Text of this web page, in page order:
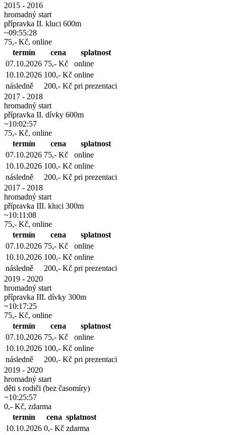
2015 - 2016
hromadný start
přípravka II. kluci 600m
~09:55:28
75,- Kč, online
termín
cena
splatnost
07.10.2026 75,- Kč
online
10.10.2026 100,- Kč online
následně
200,- Kč pri prezentaci
2017 - 2018
hromadný start
přípravka II. dívky 600m
~10:02:57
75,- Kč, online
termín
cena
splatnost
07.10.2026 75,- Kč
online
10.10.2026 100,- Kč online
následně
200,- Kč pri prezentaci
2017 - 2018
hromadný start
přípravka III. kluci 300m
~10:11:08
75,- Kč, online
termín
cena
splatnost
07.10.2026 75,- Kč
online
10.10.2026 100,- Kč online
následně
200,- Kč pri prezentaci
2019 - 2020
hromadný start
přípravka III. dívky 300m
~10:17:25
75,- Kč, online
termín
cena
splatnost
07.10.2026 75,- Kč
online
10.10.2026 100,- Kč online
následně
200,- Kč pri prezentaci
2019 - 2020
hromadný start
děti s rodiči (bez časomíry)
~10:25:57
0,- Kč, zdarma
termín
cena splatnost
10.10.2026 0,- Kč zdarma